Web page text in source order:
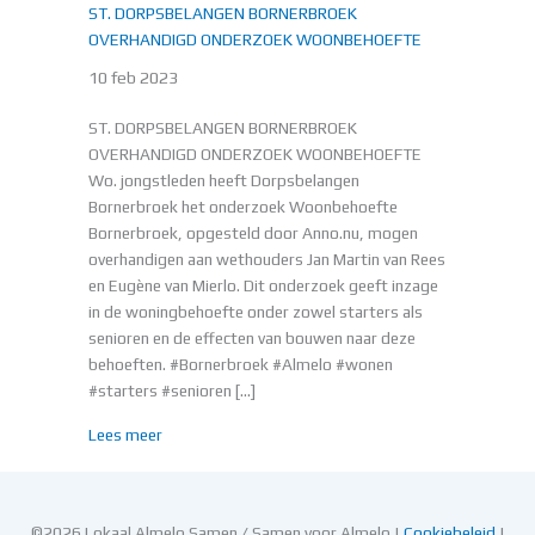
ST. DORPSBELANGEN BORNERBROEK
OVERHANDIGD ONDERZOEK WOONBEHOEFTE
10 feb 2023
ST. DORPSBELANGEN BORNERBROEK
OVERHANDIGD ONDERZOEK WOONBEHOEFTE
Wo. jongstleden heeft Dorpsbelangen
Bornerbroek het onderzoek Woonbehoefte
Bornerbroek, opgesteld door Anno.nu, mogen
overhandigen aan wethouders Jan Martin van Rees
en Eugène van Mierlo. Dit onderzoek geeft inzage
in de woningbehoefte onder zowel starters als
senioren en de effecten van bouwen naar deze
behoeften. #Bornerbroek #Almelo #wonen
#starters #senioren […]
Lees meerabout ST. DORPSBELANGEN BORNERBROEK